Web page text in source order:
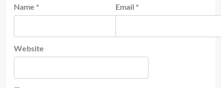
Name * Email *
Website